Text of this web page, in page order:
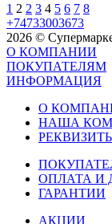
1 2 2 3 4 5 6 7 8
+74733003673
2026 ©
О КОМПАНИИ
ПОКУПАТЕЛЯМ
ИНФОРМАЦИЯ
О
НАША
ОПЛАТА И
ГАРАНТИИ
АКЦИИ